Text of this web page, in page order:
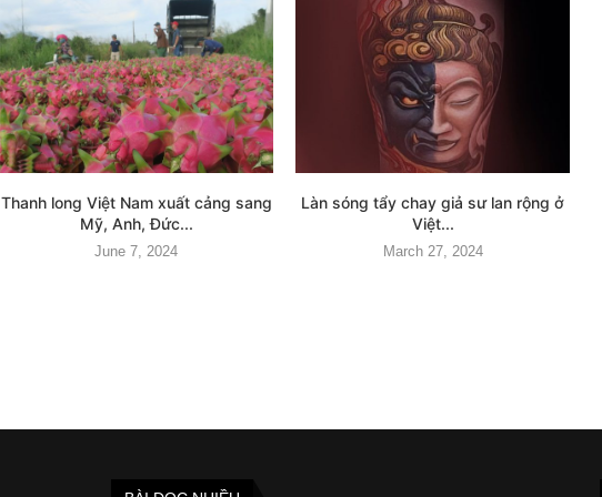
Thanh long Việt Nam xuất cảng sang
Mỹ, Anh, Đức...
June 7, 2024
Làn sóng tẩy chay giả sư lan rộng ở
Việt...
March 27, 2024